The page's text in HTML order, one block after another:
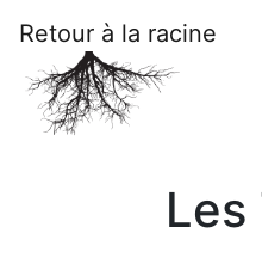
Retour à la racine
Les